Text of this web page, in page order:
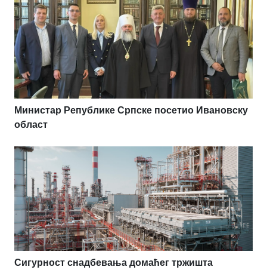
Министар Републике Српске посетио Ивановску
област
Сигурност снадбевања домаћег тржишта